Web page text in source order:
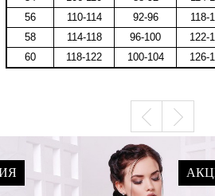
56
110-114 92-96
118-
58
114-118 96-100
122-
60
118-122 100-104 126-